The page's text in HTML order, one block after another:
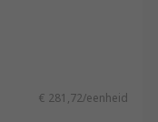
€ 281,72/eenheid